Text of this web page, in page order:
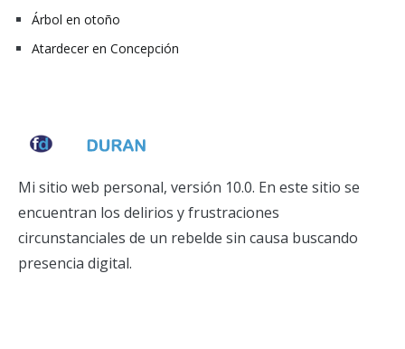
Árbol en otoño
Atardecer en Concepción
Mi sitio web personal, versión 10.0. En este sitio se
encuentran los delirios y frustraciones
circunstanciales de un rebelde sin causa buscando
presencia digital.